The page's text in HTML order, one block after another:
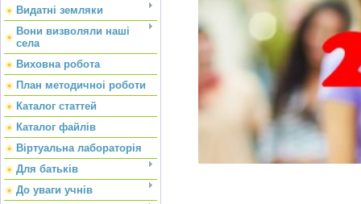
Видатні земляки
Вони визволяли наші
села
Виховна робота
План методичноі роботи
Каталог статтей
Каталог файлів
Віртуальна лабораторія
Для батьків
До уваги учнів